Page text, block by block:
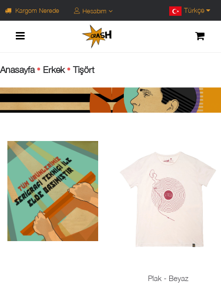
Türkçe
Kargom Nerede Hesabım
Anasayfa Erkek Tişört
Plak - Beyaz